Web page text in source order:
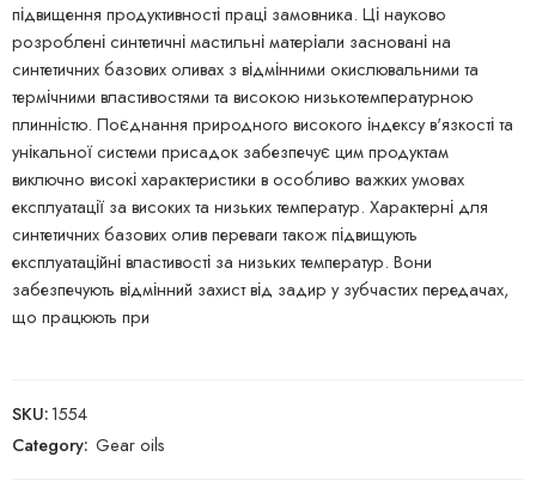
підвищення продуктивності праці замовника. Ці науково
розроблені синтетичні мастильні матеріали засновані на
синтетичних базових оливах з відмінними окислювальними та
термічними властивостями та високою низькотемпературною
плинністю. Поєднання природного високого індексу в'язкості та
унікальної системи присадок забезпечує цим продуктам
виключно високі характеристики в особливо важких умовах
експлуатації за високих та низьких температур. Характерні для
синтетичних базових олив переваги також підвищують
експлуатаційні властивості за низьких температур. Вони
забезпечують відмінний захист від задир у зубчастих передачах,
що працюють при
SKU:1554
Category: Gear oils